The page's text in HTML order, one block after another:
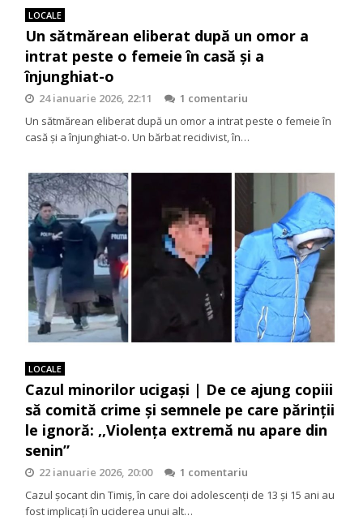
LOCALE
Un sătmărean eliberat după un omor a
intrat peste o femeie în casă și a
înjunghiat-o
24 ianuarie 2026, 22:11
1 comentariu
Un sătmărean eliberat după un omor a intrat peste o femeie în
casă și a înjunghiat-o. Un bărbat recidivist, în…
LOCALE
Cazul minorilor ucigași | De ce ajung copiii
să comită crime și semnele pe care părinții
le ignoră: ,,Violența extremă nu apare din
senin”
22 ianuarie 2026, 20:00
1 comentariu
Cazul șocant din Timiș, în care doi adolescenți de 13 și 15 ani au
fost implicați în uciderea unui alt…